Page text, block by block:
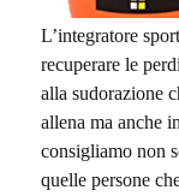
L’integratore
recuperare le
alla sudorazione
allena ma anche
consigliamo non
quelle persone